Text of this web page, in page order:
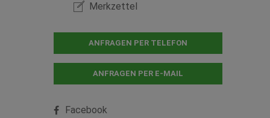
Merkzettel
ANFRAGEN PER TELEFON
ANFRAGEN PER E-MAIL
Facebook